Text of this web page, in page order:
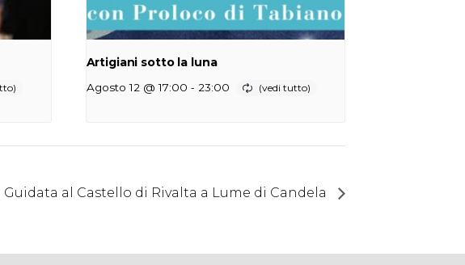
Artigiani sotto la luna
Agosto 12 @ 17:00 - 23:00
Guidata al Castello di Rivalta a Lume di Candela